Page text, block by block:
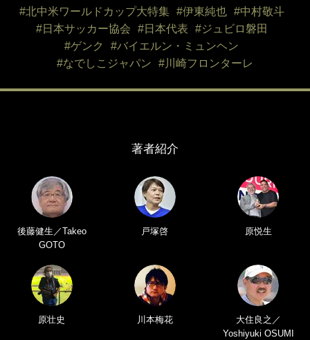
#北中米ワールドカップ大特集 #伊東純也
#中村敬斗
#日本サッカー協会
#日本代表
#ジュビロ磐田
#ゲンク
#バイエルン・ミュンヘン
#なでしこジャパン
#川崎フロンターレ
著者紹介
後藤健生／Takeo
GOTO
戸塚啓 原悦生
原壮史 川本梅花
大住良之／
Yoshiyuki OSUMI